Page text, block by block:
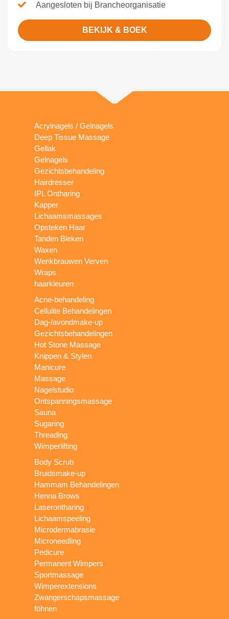
Aangesloten bij Brancheorganisatie
BEKIJK & BOEK
Acrylnagels / Gelnagels
Deep Tissue Massage
Gellak
Gelnagels
Gezichtsbehandeling
Hairdresser
IPL Ontharing
Kapper
Lichaamsmassages
Opsteken Haar
Tanden Bleken
Waxen
Wenkbrauwen Verven
Wraps
haarkleuren
Acne-behandeling
Cellulite Behandelingen
Dag-/avondmake-up
Gezichtsbehandelingen
Hot Stone Massage
Knippen & Stylen
Manicure
Massage
Nagelstudio
Ontspanningsmassage
Sauna
Sugaring
Threading
Wimperlifting
Body Scrub
Bruidsmake-up
Hammam Behandelingen
Henna Brows
Laserontharing
Lichaamspeeling
Microdermabrasie
Microneedling
Pedicure
Permanent Wimpers
Sportmassage
Wimperextensions
Zwangerschapsmassage
föhnen